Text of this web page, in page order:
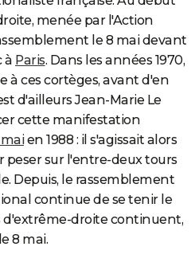
menée par l'Action
le 8 mai devant
à Paris. Dans les années 1970,
à ces cortèges, avant d'en
d'ailleurs Jean-Marie Le
cette manifestation
maien 1988 : il s'agissait alors
sur l'entre-deux tours
Depuis, le rassemblement
continue de se tenir le
d'extrême-droite continuent,
8 mai.